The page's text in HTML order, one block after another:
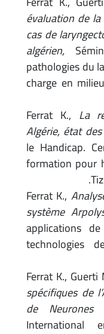
évaluation de
cas de
algérien,
pathologies du
charge en
Ferrat K.,La
Algérie, état
le Handicap.
formation
Ferrat K.,
système
applications
technologies
Ferrat K.,
spécifiques de
de Neurones